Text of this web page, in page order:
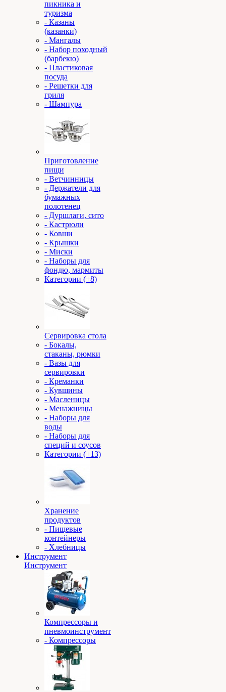
пикника и
туризма
- Казаны
(казанки)
- Мангалы
- Набор походный
(барбекю)
- Пластиковая
посуда
- Решетки для
гриля
- Шампура
Приготовление
пищи
- Ветчинницы
- Держатели для
бумажных
полотенец
- Дуршлаги, сито
- Кастрюли
- Ковши
- Крышки
- Миски
- Наборы для
фондю, мармиты
Категории (+8)
Сервировка стола
- Бокалы,
стаканы, рюмки
- Вазы для
сервировки
- Креманки
- Кувшины
- Масленицы
- Менажницы
- Наборы для
воды
- Наборы для
специй и соусов
Категории (+13)
Хранение
продуктов
- Пищевые
контейнеры
- Хлебницы
Инструмент
Инструмент
Компрессоры и
пневмоинструмент
- Компрессоры